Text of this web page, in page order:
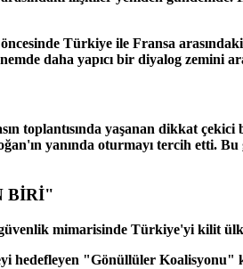
Türkiye ile Fransa
daha yapıcı bir diyalog zemini
toplantısında yaşanan dikkat
yanında oturmayı tercih etti.
BİRİ"
mimarisinde Türkiye'yi kilit
hedefleyen "Gönüllüler